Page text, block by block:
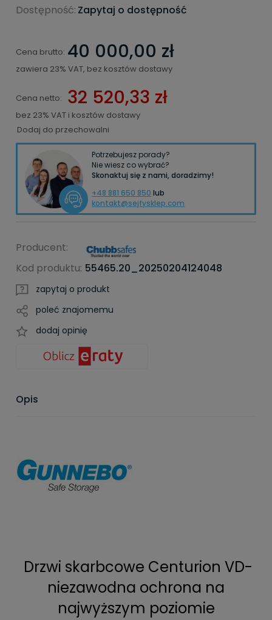
Dostępność: Zapytaj o dostępność
Cena brutto: 40 000,00 zł
zawiera 23% VAT, bez kosztów dostawy
Cena netto: 32 520,33 zł
bez 23% VAT i kosztów dostawy
Dodaj do przechowalni
Potrzebujesz porady?
Nie wiesz co wybrać?
Skonaktuj się z nami, doradzimy!
+48 881 650 850 lub
kontakt@sejfysklep.com
Producent:
Kod produktu: 55465.20_20250204124048
zapytaj o produkt
poleć znajomemu
dodaj opinię
Opis
Drzwi skarbcowe Centurion VD-
niezawodna ochrona na
najwyższym poziomie